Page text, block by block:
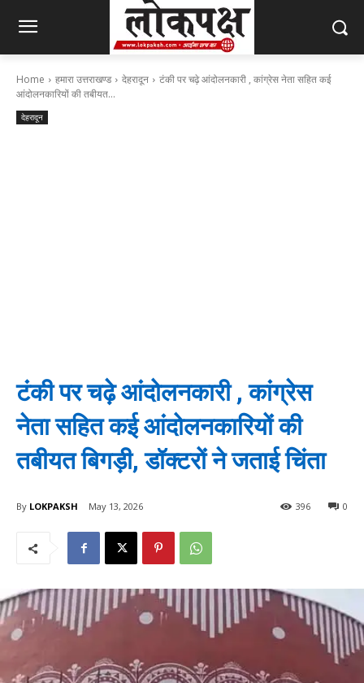
Home हमारा उत्तराखण्ड देहरादून
टंकी पर चढ़े आंदोलनकारी , कांग्रेस नेता सहित कई
आंदोलनकारियों की तबीयत...
देहरादून
टंकी पर चढ़े आंदोलनकारी , कांग्रेस
नेता सहित कई आंदोलनकारियों की
तबीयत बिगड़ी, डॉक्टरों ने जताई चिंता
By LOKPAKSH May 13, 2026 0
396